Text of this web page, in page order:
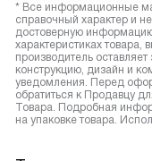
* Все информационные
справочный характер и
достоверную
характеристиках
производитель
конструкцию, дизайн и
уведомления. Перед
обратиться к Продавцу
Товара. Подробная
на упаковке товара.